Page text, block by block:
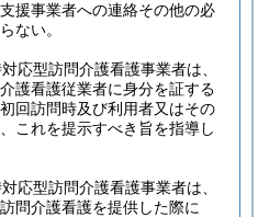
援事業者への連絡その他の必
ない。
応型訪問介護看護事業者は、
護看護従業者に身分を証する
回訪問時及び利用者又はその
これを提示すべき旨を指導し
応型訪問介護看護事業者は、
問介護看護を提供した際に